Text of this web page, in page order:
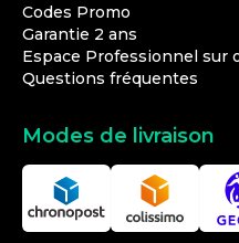
Codes Promo
Garantie 2 ans
Espace Professionnel sur
Questions fréquentes
Modes de livraison